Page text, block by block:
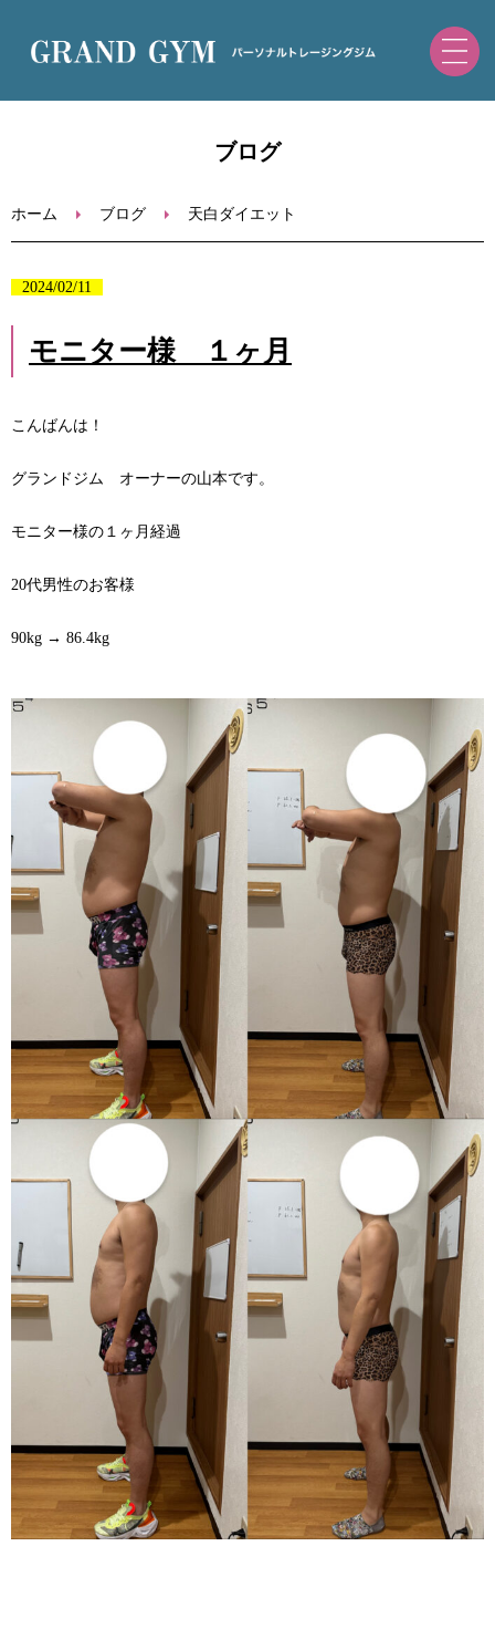
ブログ
ホーム ブログ 天白ダイエット
2024/02/11
モニター様 １ヶ月
こんばんは！
グランドジム オーナーの山本です。
モニター様の１ヶ月経過
20代男性のお客様
90kg → 86.4kg